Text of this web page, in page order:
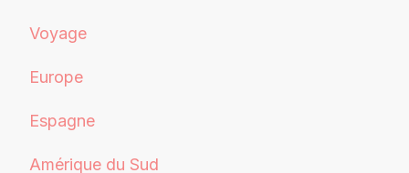
Voyage
Europe
Espagne
Amérique du Sud